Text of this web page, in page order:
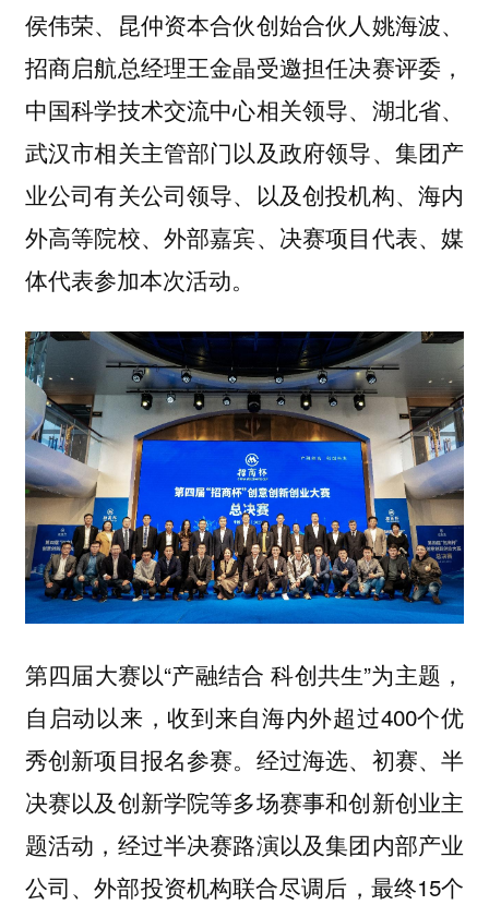
侯伟荣、昆仲资本合伙创始合伙人姚海波、
招商启航总经理王金晶受邀担任决赛评委，
中国科学技术交流中心相关领导、湖北省、
武汉市相关主管部门以及政府领导、集团产
业公司有关公司领导、以及创投机构、海内
外高等院校、外部嘉宾、决赛项目代表、媒
体代表参加本次活动。
第四届大赛以“产融结合 科创共生”为主题，
自启动以来，收到来自海内外超过400个优
秀创新项目报名参赛。经过海选、初赛、半
决赛以及创新学院等多场赛事和创新创业主
题活动，经过半决赛路演以及集团内部产业
公司、外部投资机构联合尽调后，最终15个